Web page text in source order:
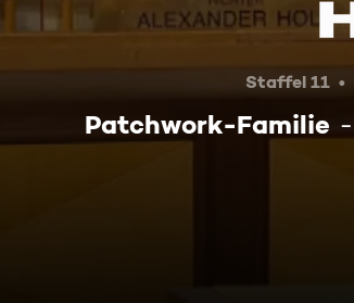
Staffel 11
Patchwork-Familie